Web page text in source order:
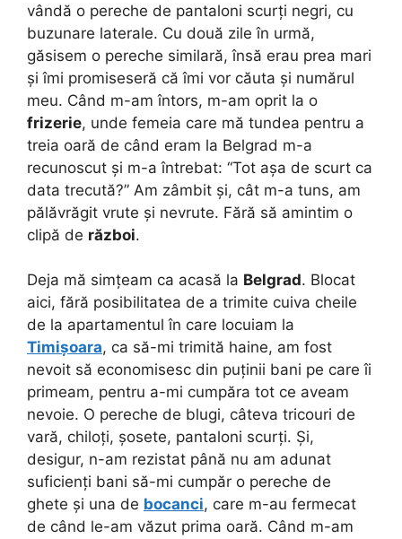
vândă o pereche de pantaloni scurți negri, cu
buzunare laterale. Cu două zile în urmă,
găsisem o pereche similară, însă erau prea mari
și îmi promiseseră că îmi vor căuta și numărul
meu. Când m-am întors, m-am oprit la o
frizerie, unde femeia care mă tundea pentru a
treia oară de când eram la Belgrad m-a
recunoscut și m-a întrebat: “Tot așa de scurt ca
data trecută?” Am zâmbit și, cât m-a tuns, am
pălăvrăgit vrute și nevrute. Fără să amintim o
clipă de război.
Deja mă simțeam ca acasă la Belgrad. Blocat
aici, fără posibilitatea de a trimite cuiva cheile
de la apartamentul în care locuiam la
Timișoara, ca să-mi trimită haine, am fost
nevoit să economisesc din puținii bani pe care îi
primeam, pentru a-mi cumpăra tot ce aveam
nevoie. O pereche de blugi, câteva tricouri de
vară, chiloți, șosete, pantaloni scurți. Și,
desigur, n-am rezistat până nu am adunat
suficienți bani să-mi cumpăr o pereche de
ghete și una de bocanci, care m-au fermecat
de când le-am văzut prima oară. Când m-am